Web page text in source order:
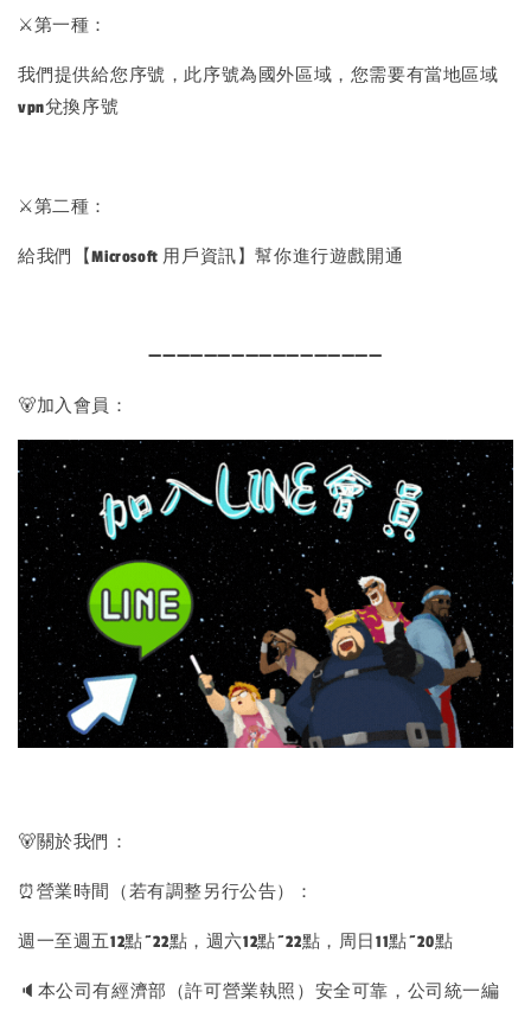
⚔️第一種：
我們提供給您序號，此序號為國外區域，您需要有當地區域
vpn兌換序號
⚔️第二種：
給我們【Microsoft 用戶資訊】幫你進行遊戲開通
➖➖➖➖➖➖➖➖➖➖➖➖➖➖➖➖➖
🐻加入會員：
🐻關於我們：
⏰營業時間（若有調整另行公告）：
週一至週五12點~22點，週六12點~22點，周日11點~20點
🔈本公司有經濟部（許可營業執照）安全可靠，公司統一編